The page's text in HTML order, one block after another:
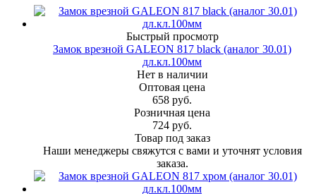
Быстрый просмотр
Замок врезной GALEON 817 black (аналог 30.01)
дл.кл.100мм
Нет в наличии
Оптовая цена
658 руб.
Розничная цена
724 руб.
Товар под заказ
Наши менеджеры свяжутся с вами и уточнят условия
заказа.